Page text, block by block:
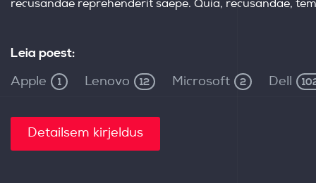
Leia poest:
Apple 1 Lenovo 12 Microsoft 2 Dell
Detailsem kirjeldus